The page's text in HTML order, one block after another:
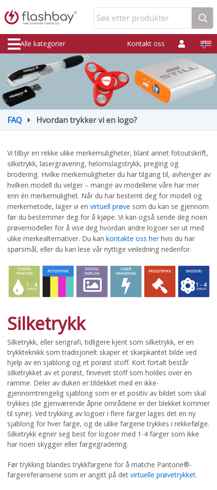
Søk etter produkter
Alle kategorier Kontakt oss
FAQ Hvordan trykker vi en logo?
Vi tilbyr en rekke ulike merkemuligheter, blant annet fotoutskrift,
silketrykk, lasergravering, helomslagstrykk, preging og
brodering. Hvilke merkemuligheter du har tilgang til, avhenger av
hvilken modell du velger – mange av modellene våre har mer
enn én merkemulighet. Når du har bestemt deg for modell og
merkemetode, lager vi en virtuell prøve som du kan se gjennom
før du bestemmer deg for å kjøpe. Vi kan også sende deg noen
prøvemodeller for å vise deg hvordan andre logoer ser ut med
ulike merkealternativer. Du kan kontakte oss herhvis du har
spørsmål, eller du kan lese vår nyttige veiledning nedenfor.
Silketrykk
Silketrykk, eller serigrafi, tidligere kjent som silketrykk, er en
trykkteknikk som tradisjonelt skaper et skarpkantet bilde ved
hjelp av en sjablong og et porøst stoff. Kort fortalt består
silketrykket av et porøst, finvevet stoff som holdes over en
ramme. Deler av duken er tildekket med en ikke-
gjennomtrengelig sjablong som er et positiv av bildet som skal
trykkes (de gjenværende åpne områdene er der blekket kommer
til syne). Ved trykking av logoer i flere farger lages det en ny
sjablong for hver farge, og de ulike fargene trykkes i rekkefølge.
Silketrykk egner seg best for logoer med 1-4 farger som ikke
har noen skygger eller fargegradering.
Før trykking blandes trykkfargene for å matche Pantone®-
fargereferansene som er angitt på det virtuelle prøvetrykket.